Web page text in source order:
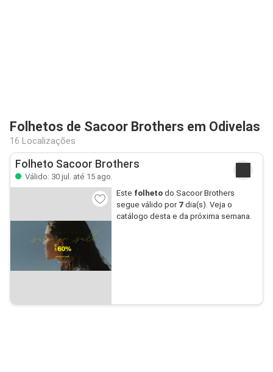
Folhetos de Sacoor Brothers em Odivelas
16 Localizações
Folheto Sacoor Brothers
Válido: 30 jul. até 15 ago.
Este folhetodo Sacoor Brothers
segue válido por 7dia(s). Veja o
catálogo desta e da próxima semana.